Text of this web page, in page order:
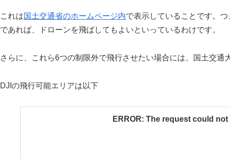
これは国土交通省のホームページ内で表示していることです。
であれば、ドローンを飛ばしてもよいといっているわけです。
さらに、これら6つの制限外で飛行させたい場合には、国土交通
DJIの飛行可能エリアは以下
ERROR: The request could not